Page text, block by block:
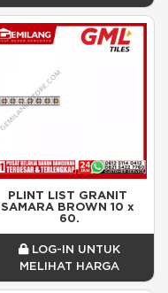
PLINT LIST GRANIT
SAMARA BROWN 10 x
60.
LOG-IN UNTUK
MELIHAT HARGA